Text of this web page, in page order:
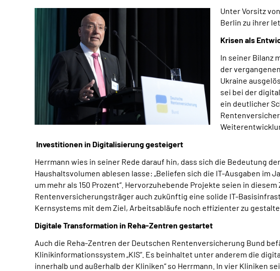
Unter Vorsitz
Berlin zu ihrer
Krisen als
In seiner Bilanz
der
Ukraine
sei bei der
ein deutlicher
Investitionen in Digitalisierung gesteigert
Herrmann wies in seiner Rede darauf hin, dass sich die Bedeutung
Haushaltsvolumen ablesen lasse: „Beliefen sich die IT-Ausgaben im
um mehr als 150 Prozent“. Hervorzuhebende Projekte seien in
Rentenversicherungsträger auch zukünftig eine solide IT-
Kernsystems mit dem Ziel, Arbeitsabläufe noch effizienter zu
Digitale Transformation in Reha-Zentren gestartet
Auch die Reha-Zentren der Deutschen Rentenversicherung Bund
Klinikinformationssystem „KIS“. Es beinhaltet unter anderem die
innerhalb und außerhalb der Kliniken“ so Herrmann. In vier Kliniken